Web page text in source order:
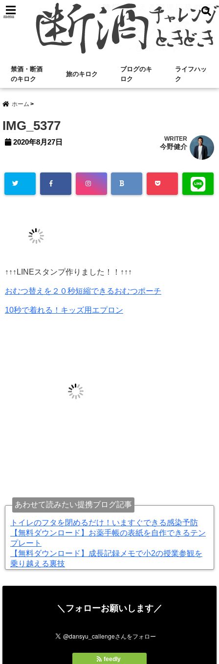
menu
禁酒・断酒
のキロク
旅のキロク
ブログのキ
ロク
ライフハッ
ク
ホーム
IMG_5377
2020年8月27日 WRITER
今野健介
↑↑↑LINEスタンプ作りました！！↑↑↑
おむつ替えを２０秒短縮できるおむつポーチ
10秒で着れる！キッズ用エプロン
あわせて読みたい提携ブログ記事
トイレのフタを閉めるだけ！いますぐできる感染予防
【無料ダウンロード】お薬手帳の表紙を自作できるテン
プレート
【無料ダウンロード】成長記録メモで小2の授業参観を
乗り越える裏技
＼フォローお願いします／
feedly